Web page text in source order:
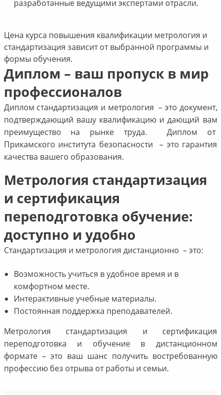
разработанные ведущими экспертами отрасли.
Цена курса повышения квалификации метрология и
стандартизация зависит от выбранной программы и
формы обучения.
Диплом – ваш пропуск в мир
профессионалов
Диплом стандартизация и метрология – это документ,
подтверждающий вашу квалификацию и дающий вам
преимущество на рынке труда. Диплом от
Прикамского института безопасности – это гарантия
качества вашего образования.
Метрология стандартизация
и сертификация
переподготовка обучение:
доступно и удобно
Стандартизация и метрология дистанционно – это:
Возможность учиться в удобное время и в
комфортном месте.
Интерактивные учебные материалы.
Постоянная поддержка преподавателей.
Метрология стандартизация и сертификация
переподготовка и обучение в дистанционном
формате – это ваш шанс получить востребованную
профессию без отрыва от работы и семьи.